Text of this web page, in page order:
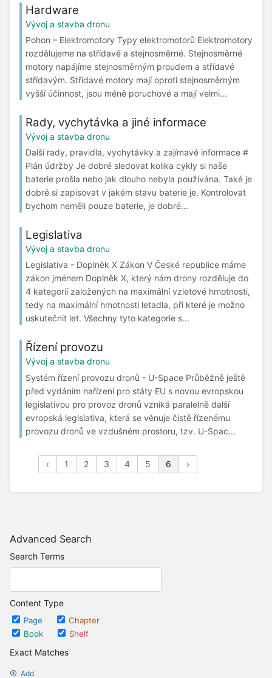
Advanced Search
Search Terms
Content Type
Page
Chapter
Book
Shelf
Exact Matches
Add
Hardware
Vývoj a stavba dronu
Pohon – Elektromotory Typy elektromotorů Elektromotory
rozdělujeme na střídavé a stejnosměrné. Stejnosměrné
motory napájíme stejnosměrným proudem a střídavé
střídavým. Střídavé motory mají oproti stejnosměrným
vyšší účinnost, jsou méně poruchové a mají velmi...
Rady, vychytávka a jiné informace
Vývoj a stavba dronu
Další rady, pravidla, vychytávky a zajímavé informace #
Plán údržby Je dobré sledovat kolika cykly si naše
baterie prošla nebo jak dlouho nebyla používána. Také je
dobré si zapisovat v jakém stavu baterie je. Kontrolovat
bychom neměli pouze baterie, je dobré...
Legislativa
Vývoj a stavba dronu
Legislativa - Doplněk X Zákon V České republice máme
zákon jménem Doplněk X, který nám drony rozděluje do
4 kategorií založených na maximální vzletové hmotnosti,
tedy na maximální hmotnosti letadla, při které je možno
uskutečnit let. Všechny tyto kategorie s...
Řízení provozu
Vývoj a stavba dronu
Systém řízení provozu dronů - U-Space Průběžně ještě
před vydáním nařízení pro státy EU s novou evropskou
legislativou pro provoz dronů vzniká paralelně další
evropská legislativa, která se věnuje čistě řízenému
provozu dronů ve vzdušném prostoru, tzv. U-Spac...
‹ 1 2 3 4 5 6 ›